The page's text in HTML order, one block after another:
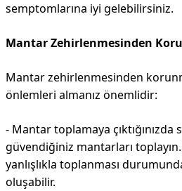
semptomlarına iyi gelebilirsiniz.
Mantar Zehirlenmesinden
Mantar zehirlenmesinden
önlemleri almanız önemlidir:
- Mantar toplamaya çıktığınızda
güvendiğiniz mantarları
yanlışlıkla toplanması
oluşabilir.